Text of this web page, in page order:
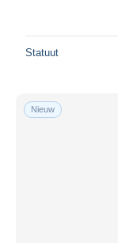
Statuut
Nieuw